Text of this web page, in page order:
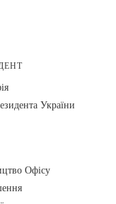
України
Офісу